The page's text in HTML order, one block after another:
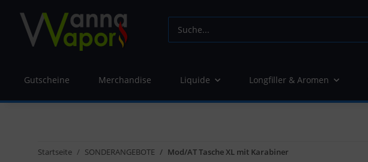
Gutscheine Merchandise Liquide Longfiller & Aromen
Startseite SONDERANGEBOTE Mod/AT Tasche XL mit Karabiner